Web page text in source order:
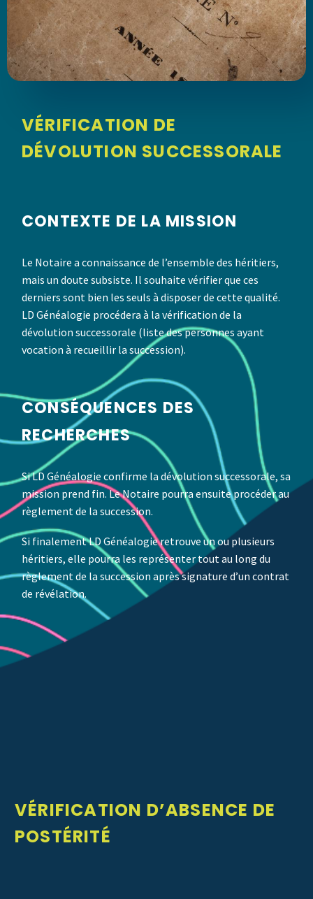
VÉRIFICATION DE
DÉVOLUTION SUCCESSORALE
CONTEXTE DE LA MISSION
Le Notaire a connaissance de l’ensemble des héritiers,
mais un doute subsiste. Il souhaite vérifier que ces
derniers sont bien les seuls à disposer de cette qualité.
LD Généalogie procédera à la vérification de la
dévolution successorale (liste des personnes ayant
vocation à recueillir la succession).
CONSÉQUENCES DES
RECHERCHES
Si LD Généalogie confirme la dévolution successorale, sa
mission prend fin. Le Notaire pourra ensuite procéder au
règlement de la succession.
Si finalement LD Généalogie retrouve un ou plusieurs
héritiers, elle pourra les représenter tout au long du
règlement de la succession après signature d’un contrat
de révélation.
VÉRIFICATION D’ABSENCE DE
POSTÉRITÉ